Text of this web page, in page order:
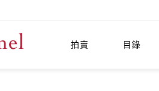
拍賣 目錄